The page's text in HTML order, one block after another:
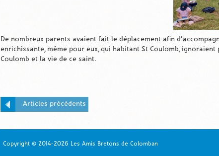
De nombreux parents avaient fait le déplacement afin
enrichissante, même pour eux, qui habitant St Coulomb, ignoraient
Coulomb et la vie de ce saint.
Articles précédents
Copyright © 2014-2026 Les Amis Bretons de Colomban